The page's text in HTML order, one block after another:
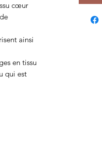
cœur
ainsi
en tissu
qui est